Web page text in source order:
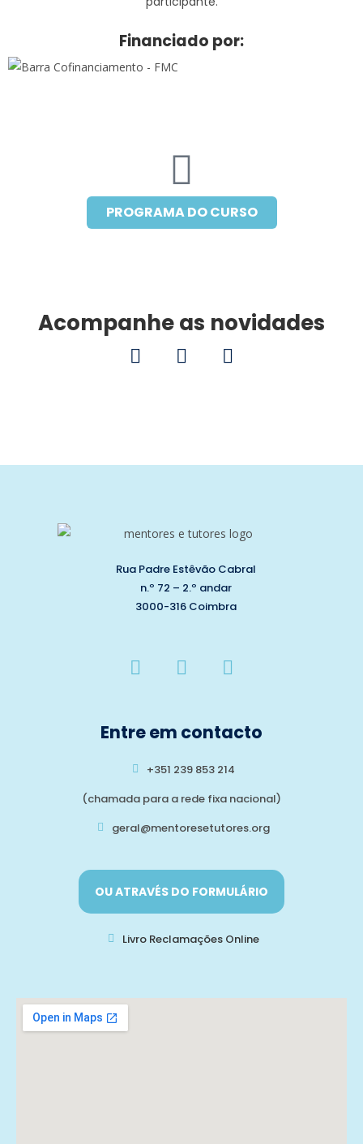
Financiado por:
PROGRAMA DO CURSO
Acompanhe as novidades
Rua Padre Estêvão Cabral
n.º 72 – 2.º andar
3000-316 Coimbra
Entre em contacto
+351 239 853 214
(chamada para a rede fixa nacional)
geral@mentoresetutores.org
OU ATRAVÉS DO FORMULÁRIO
Livro Reclamações Online